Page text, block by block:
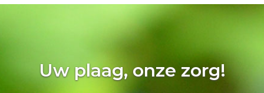
Uw plaag, onze zorg!